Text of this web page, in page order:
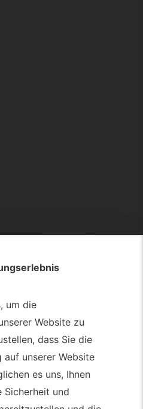
um die
Website zu
dass Sie die
unserer Website
es uns, Ihnen
Sicherheit und
um die
Website zu
dass Sie die
unserer Website
es uns, Ihnen
Sicherheit und